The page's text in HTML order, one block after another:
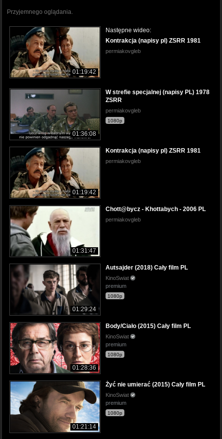
Przyjemnego oglądania.
01:19:42
Następne wideo:
Kontrakcja (napisy pl) ZSRR 1981
permiakovgleb
01:36:08
W strefie specjalnej (napisy PL) 1978
ZSRR
permiakovgleb
1080p
01:19:42
Kontrakcja (napisy pl) ZSRR 1981
permiakovgleb
01:31:47
Chott@bycz - Khottabych - 2006 PL
permiakovgleb
01:29:24
Autsajder (2018) Cały film PL
KinoSwiat
premium
1080p
01:28:36
Body/Ciało (2015) Cały film PL
KinoSwiat
premium
1080p
01:21:14
Żyć nie umierać (2015) Cały film PL
KinoSwiat
premium
1080p